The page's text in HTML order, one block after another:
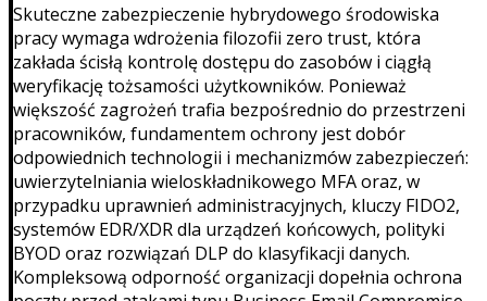
Skuteczne zabezpieczenie hybrydowego środowiska
pracy wymaga wdrożenia filozofii zero trust, która
zakłada ścisłą kontrolę dostępu do zasobów i ciągłą
weryfikację tożsamości użytkowników. Ponieważ
większość zagrożeń trafia bezpośrednio do przestrzeni
pracowników, fundamentem ochrony jest dobór
odpowiednich technologii i mechanizmów zabezpieczeń:
uwierzytelniania wieloskładnikowego MFA oraz, w
przypadku uprawnień administracyjnych, kluczy FIDO2,
systemów EDR/XDR dla urządzeń końcowych, polityki
BYOD oraz rozwiązań DLP do klasyfikacji danych.
Kompleksową odporność organizacji dopełnia ochrona